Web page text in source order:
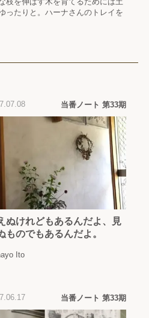
ったりと。ハーナさんのトレイを
当番ノート 第33期
ぬけれどもあるんだよ、見
ものでもあるんだよ。
Ito
当番ノート 第33期